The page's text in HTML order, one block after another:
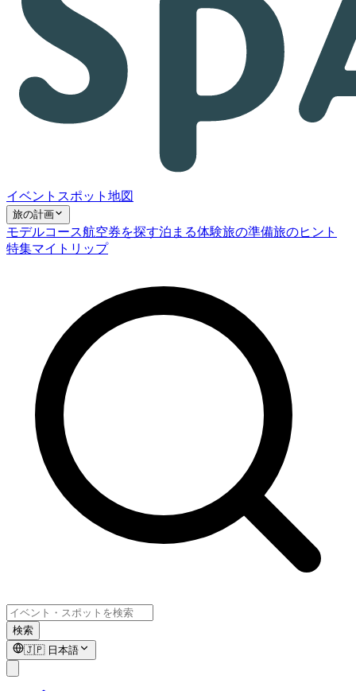
イベント スポット 地図
旅の計画
モデルコース航空券を探す泊まる体験旅の準備旅のヒント
特集マイトリップ
検索
🇯🇵 日本語